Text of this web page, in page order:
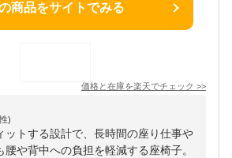
商品をサイトでみる
価格と在庫を楽天でチェック >>
)
ットする設計で、長時間の座り仕事や
腰や背中への負担を軽減する座椅子。